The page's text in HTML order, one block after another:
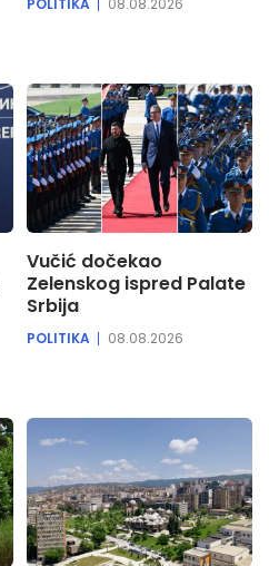
POLITIKA 08.08.2026
Vučić dočekao
Zelenskog ispred Palate
Srbija
POLITIKA 08.08.2026